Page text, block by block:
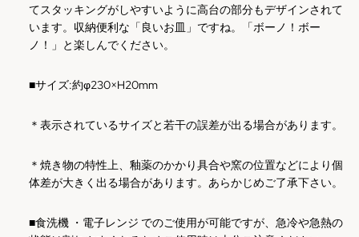
てスタッキングがしやすいように高台の部分もデザインされて
います。収納便利な「良いお皿」ですね。「ボーノ！ボー
ノ！」と楽しんでください。
■サイズ:約φ230×H20mm
＊表示されているサイズと若干の誤差が出る場合があります。
＊焼き物の特性上、釉薬のかかり具合や窯の位置などにより個
体差が大きく出る場合があります。あらかじめご了承下さい。
■食洗機 ・電子レンジ でのご使用が可能ですが、急冷や急熱の